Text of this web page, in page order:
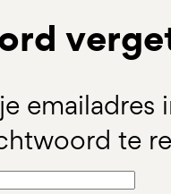
emailadres
te